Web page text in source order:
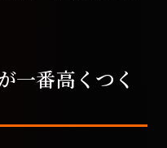
一番高くつく